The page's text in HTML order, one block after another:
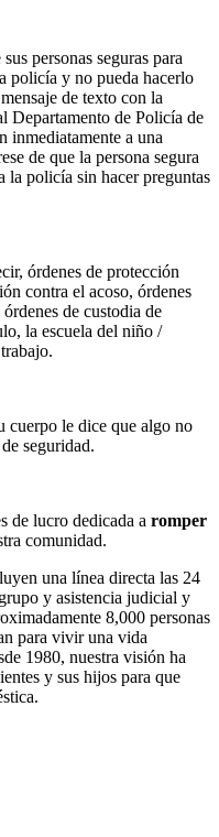
personas seguras para
policía y no pueda hacerlo
de texto con la
Departamento de Policía de
inmediatamente a una
de que la persona segura
la policía sin hacer preguntas
órdenes de protección
contra el acoso, órdenes
de custodia de
la escuela del niño /
cuerpo le dice que algo no
seguridad.
de lucro dedicada a romper
comunidad.
una línea directa las 24
y asistencia judicial y
8,000 personas
para vivir una vida
1980, nuestra visión ha
y sus hijos para que